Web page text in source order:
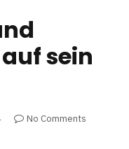
sein
No Comments